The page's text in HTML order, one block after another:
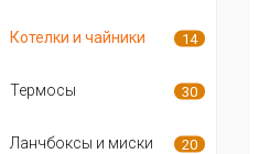
Котелки и чайники 14
Термосы 30
Ланчбоксы и миски 20